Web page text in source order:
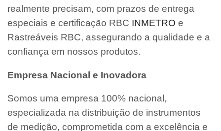
realmente precisam, com prazos de entrega
especiais e certificação RBC INMETRO e
Rastreáveis RBC, assegurando a qualidade e a
confiança em nossos produtos.
Empresa Nacional e Inovadora
Somos uma empresa 100% nacional,
especializada na distribuição de instrumentos
de medição, comprometida com a excelência e